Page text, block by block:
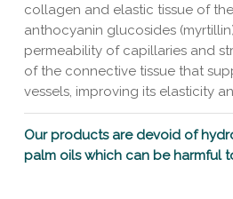
collagen and elastic tissue of
anthocyanin glucosides
permeability of capillaries and
of the connective tissue that
vessels, improving its elasticity
Our products are devoid of
palm oils which can be harmful